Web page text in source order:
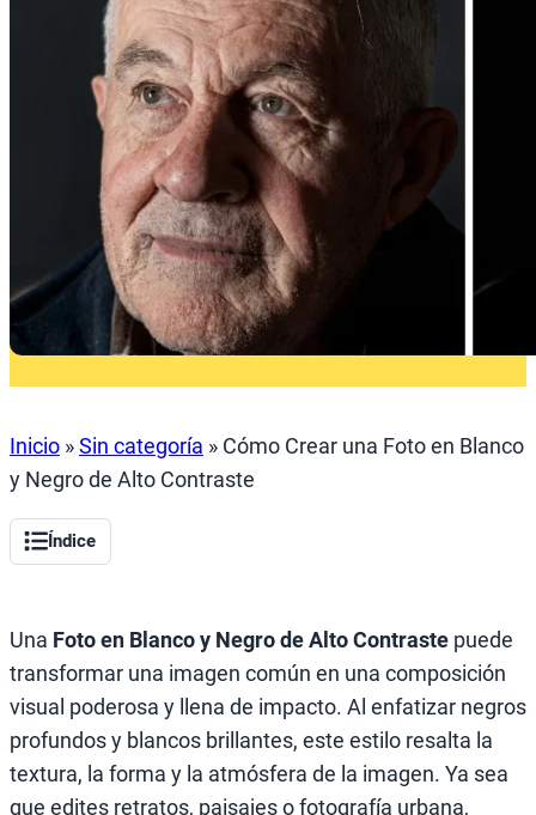
Inicio »Sin categoría » Cómo Crear una Foto en Blanco
y Negro de Alto Contraste
Índice
Una Foto en Blanco y Negro de Alto Contraste puede
transformar una imagen común en una composición
visual poderosa y llena de impacto. Al enfatizar negros
profundos y blancos brillantes, este estilo resalta la
textura, la forma y la atmósfera de la imagen. Ya sea
que edites retratos, paisajes o fotografía urbana,